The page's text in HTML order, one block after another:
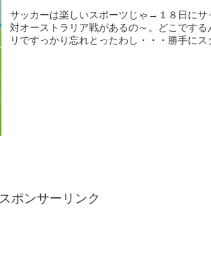
サッカーは楽しいスポーツじゃ→１８日にサ
対オーストラリア戦があるの～。どこです
リですっかり忘れとったわし・・・勝手にス
スポンサーリンク